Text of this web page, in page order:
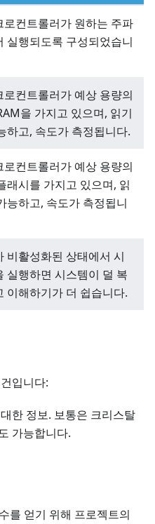
로컨트롤러가 원하는 주파
실행되도록 구성되었습니
로컨트롤러가 예상 용량의
을 가지고 있으며, 읽기
하고, 속도가 측정됩니다.
로컨트롤러가 예상 용량의
래시를 가지고 있으며, 읽
능하고, 속도가 측정됩니
비활성화된 상태에서 시
실행하면 시스템이 덜 복
이해하기가 더 쉽습니다.
입니다:
한 정보. 보통은 크리스탈
가능합니다.
를 얻기 위해 프로젝트의